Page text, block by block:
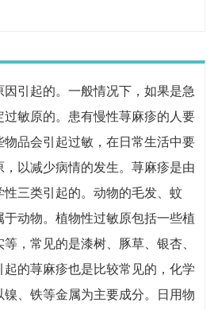
引起的。一般情况下，如果是急
敏原的。患有慢性荨麻疹的人要
品会引起过敏，在日常生活中要
以减少病情的发生。荨麻疹是由
三类引起的。动物的毛发、蚊
动物。植物性过敏原包括一些植
，常见的是漆树、豚草、银杏、
的荨麻疹也是比较常见的，化学
、铁等金属为主要成分。日用物